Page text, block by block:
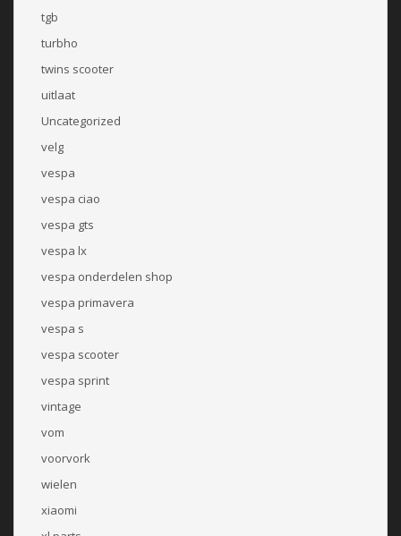
tgb
turbho
twins scooter
uitlaat
Uncategorized
velg
vespa
vespa ciao
vespa gts
vespa lx
vespa onderdelen shop
vespa primavera
vespa s
vespa scooter
vespa sprint
vintage
vom
voorvork
wielen
xiaomi